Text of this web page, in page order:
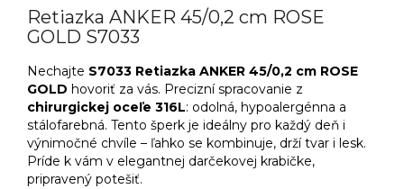
Retiazka ANKER 45/0,2 cm ROSE
GOLD S7033
Nechajte S7033 Retiazka ANKER 45/0,2 cm ROSE
GOLD hovoriť za vás. Precizní spracovanie z
chirurgickej oceľe 316L: odolná, hypoalergénna a
stálofarebná. Tento šperk je ideálny pro každý deň i
výnimočné chvíle – ľahko se kombinuje, drží tvar i lesk.
Príde k vám v elegantnej darčekovej krabičke,
pripravený potešiť.